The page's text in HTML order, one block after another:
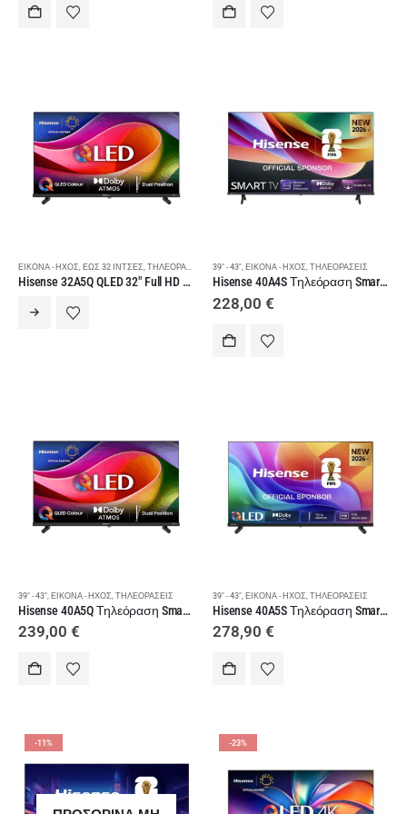
ΕΙΚΌΝΑ - ΉΧΟΣ ΈΩΣ 32 ΊΝΤΣΕΣ ΤΗΛΕΟΡΆΣΕΙΣ
Hisense 32A5Q QLED 32″ Full HD Smart Τηλεόραση
39" - 43" ΕΙΚΌΝΑ - ΉΧΟΣ ΤΗΛΕΟΡΆΣΕΙΣ
Hisense 40A4S Τηλεόραση Smart 40 ιντσών FullHD 60Hz
228,00 €
39" - 43" ΕΙΚΌΝΑ - ΉΧΟΣ ΤΗΛΕΟΡΆΣΕΙΣ
Hisense 40A5Q Τηλεόραση Smart 40 ιντσών FullHD QLED
239,00 €
39" - 43" ΕΙΚΌΝΑ - ΉΧΟΣ ΤΗΛΕΟΡΆΣΕΙΣ
Hisense 40A5S Τηλεόραση Smart 40 ιντσών FullHD QLED
278,90 €
-11% -23%